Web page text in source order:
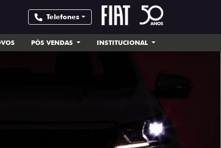
Telefones
PÓS VENDAS INSTITUCIONAL